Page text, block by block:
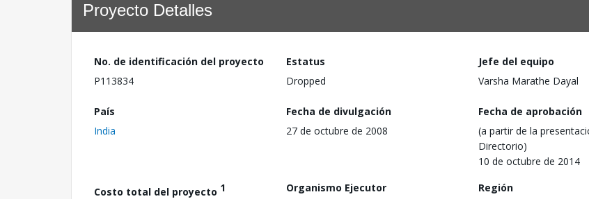
Proyecto Detalles
No. de identificación del proyecto
P113834
Estatus
Dropped
Jefe del equipo
Varsha Marathe Dayal
País
India
Fecha de divulgación
27 de octubre de 2008
Fecha de aprobación
(a partir de la
Directorio)
10 de octubre de 2014
Costo total del proyecto 1
Organismo Ejecutor
Región